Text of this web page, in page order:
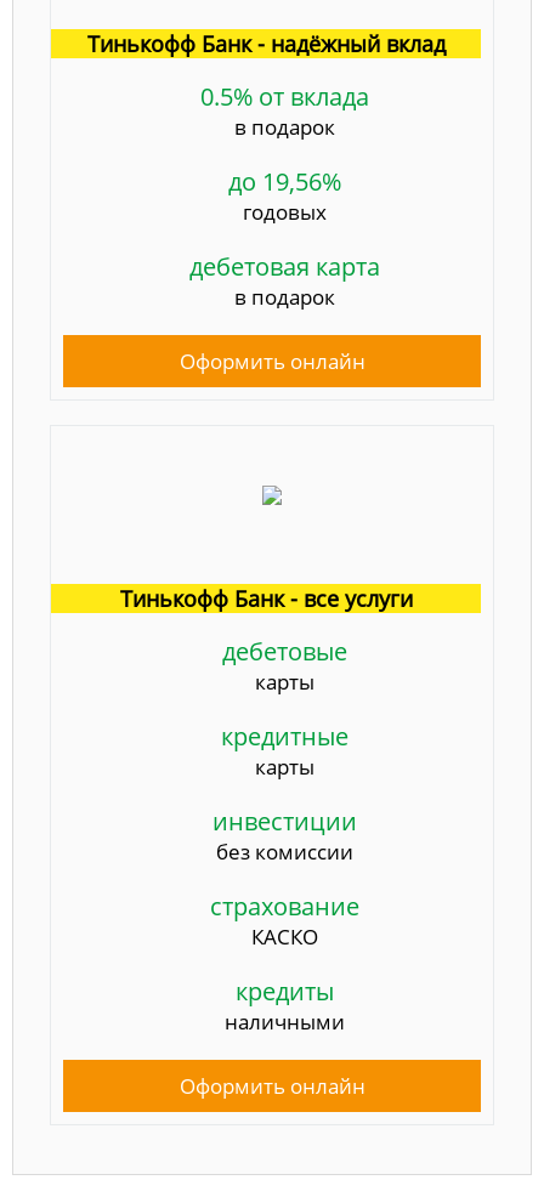
Тинькофф Банк - надёжный вклад
0.5% от вклада
в подарок
до 19,56%
годовых
дебетовая карта
в подарок
Оформить онлайн
Тинькофф Банк - все услуги
дебетовые
карты
кредитные
карты
инвестиции
без комиссии
страхование
КАСКО
кредиты
наличными
Оформить онлайн